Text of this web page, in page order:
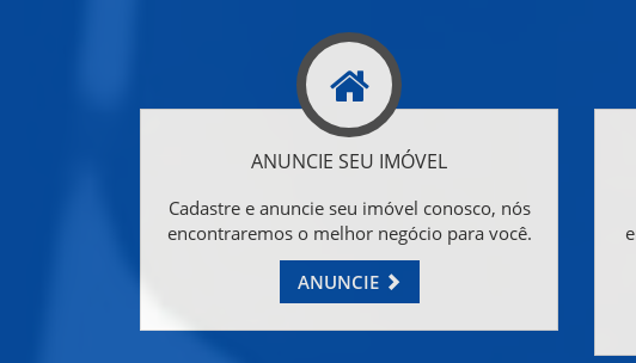
ANUNCIE SEU IMÓVEL
Cadastre e anuncie seu imóvel conosco, nós
encontraremos o melhor negócio para você.
ANUNCIE